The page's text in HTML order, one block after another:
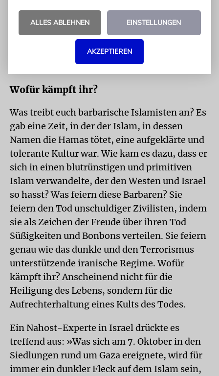
entsetzlich zu sehen, dass die Täter keinerlei
Reue empfinden. Im Gegenteil, sie
dokumentieren und übertragen ihre
Gräueltaten mit Freude, Begeisterung und
Wofür kämpft ihr?
Was treibt euch barbarische Islamisten an? Es
gab eine Zeit, in der der Islam, in dessen
Namen die Hamas tötet, eine aufgeklärte und
tolerante Kultur war. Wie kam es dazu, dass er
sich in einen blutrünstigen und primitiven
Islam verwandelte, der den Westen und Israel
so hasst? Was feiern diese Barbaren? Sie
feiern den Tod unschuldiger Zivilisten, indem
sie als Zeichen der Freude über ihren Tod
Süßigkeiten und Bonbons verteilen. Sie feiern
genau wie das dunkle und den Terrorismus
unterstützende iranische Regime. Wofür
kämpft ihr? Anscheinend nicht für die
Heiligung des Lebens, sondern für die
Aufrechterhaltung eines Kults des Todes.
Ein Nahost-Experte in Israel drückte es
treffend aus: »Was sich am 7. Oktober in den
Siedlungen rund um Gaza ereignete, wird für
immer ein dunkler Fleck auf dem Islam sein,
ALLES ABLEHNEN EINSTELLUNGEN
AKZEPTIEREN